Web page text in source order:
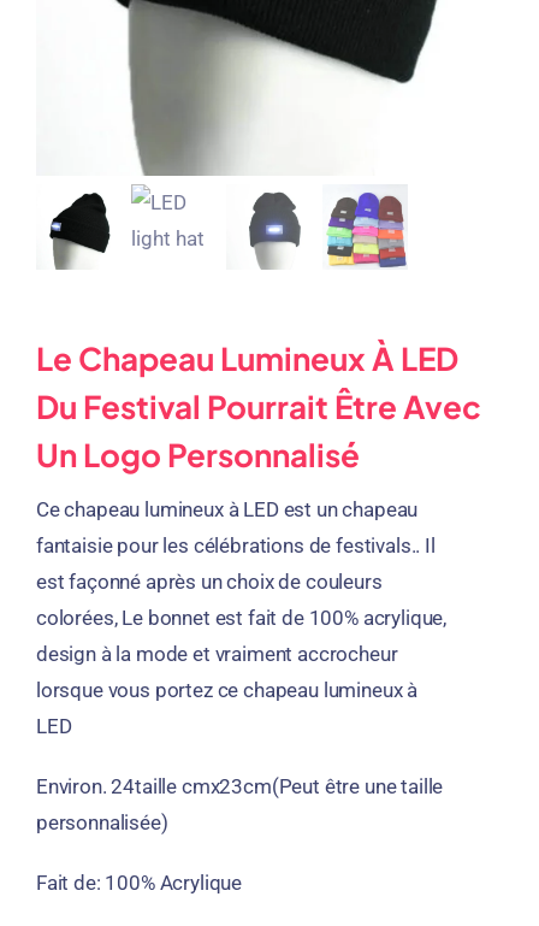
Le Chapeau Lumineux À LED
Du Festival Pourrait Être Avec
Un Logo Personnalisé
Ce chapeau lumineux à LED est un chapeau
fantaisie pour les célébrations de festivals.. Il
est façonné après un choix de couleurs
colorées, Le bonnet est fait de 100% acrylique,
design à la mode et vraiment accrocheur
lorsque vous portez ce chapeau lumineux à
LED
Environ. 24taille cmx23cm(Peut être une taille
personnalisée)
Fait de: 100% Acrylique